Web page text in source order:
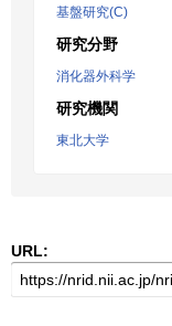
基盤研究(C)
研究分野
消化器外科学
研究機関
東北大学
URL: